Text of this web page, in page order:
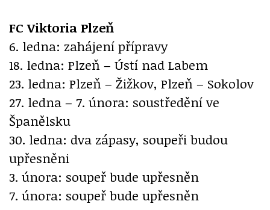
FC Viktoria Plzeň
6. ledna: zahájení přípravy
18. ledna: Plzeň – Ústí nad Labem
23. ledna: Plzeň – Žižkov, Plzeň – Sokolov
27. ledna – 7. února: soustředění ve
Španělsku
30. ledna: dva zápasy, soupeři budou
upřesněni
3. února: soupeř bude upřesněn
7. února: soupeř bude upřesněn